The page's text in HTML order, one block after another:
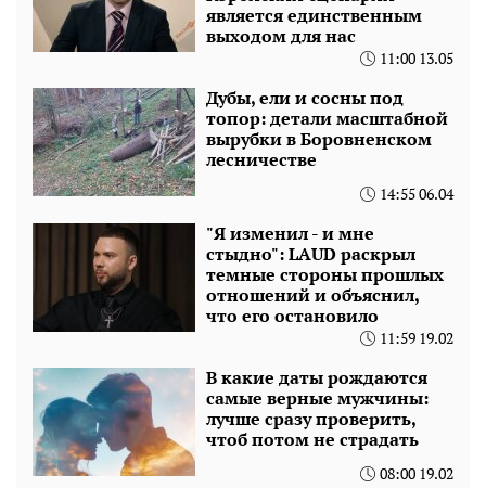
является единственным
выходом для нас
11:00 13.05
Дубы, ели и сосны под
топор: детали масштабной
вырубки в Боровненском
лесничестве
14:55 06.04
"Я изменил - и мне
стыдно": LAUD раскрыл
темные стороны прошлых
отношений и объяснил,
что его остановило
11:59 19.02
В какие даты рождаются
самые верные мужчины:
лучше сразу проверить,
чтоб потом не страдать
08:00 19.02